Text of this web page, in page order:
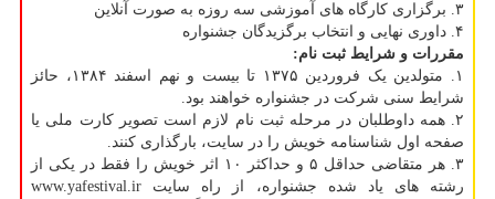
۳. برگزاری کارگاه های آموزشی سه روزه به صورت آنلاین
۴. داوری نهایی و انتخاب برگزیدگان جشنواره
مقررات و شرایط ثبت نام:
۱. متولدین یک فروردین ۱۳۷۵ تا بیست و نهم اسفند ۱۳۸۴، حائز
شرایط سنی شرکت در جشنواره خواهند بود.
۲. همه داوطلبان در مرحله ثبت نام لازم است تصویر کارت ملی یا
صفحه اول شناسنامه خویش را در سایت، بارگذاری کنند.
۳. هر متقاضی حداقل ۵ و حداکثر ۱۰ اثر خویش را فقط در یکی از
رشته های یاد شده جشنواره، از راه سایت www.yafestival.ir